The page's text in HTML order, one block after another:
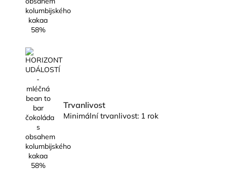
Trvanlivost
Minimální trvanlivost: 1 rok